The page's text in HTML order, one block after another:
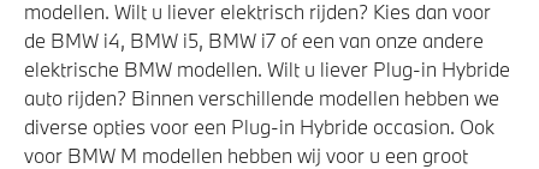
modellen. Wilt u liever elektrisch rijden? Kies dan voor
de BMW i4, BMW i5, BMW i7 of een van onze andere
elektrische BMW modellen. Wilt u liever Plug-in Hybride
auto rijden? Binnen verschillende modellen hebben we
diverse opties voor een Plug-in Hybride occasion. Ook
voor BMW M modellen hebben wij voor u een groot